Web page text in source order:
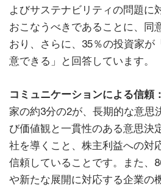
よびサステナビリティの問題に
おこなうべきであることに、同
おり、さらに、35％の投資家が
意できる」と回答しています。
コミュニケーションによる信頼：
家の約3分の2が、長期的な意思
び価値観と一貫性のある意思決
社を導くこと、株主利益への対
信頼していることです。また、
や新たな展開に対応する企業の